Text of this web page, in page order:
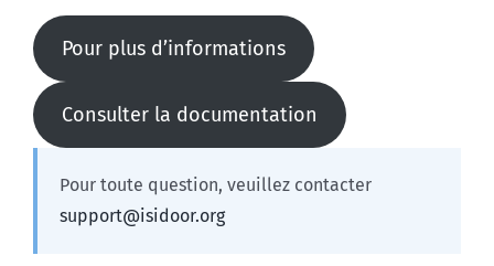
Pour plus d’informations
Consulter la documentation
Pour toute question, veuillez contacter
support@isidoor.org